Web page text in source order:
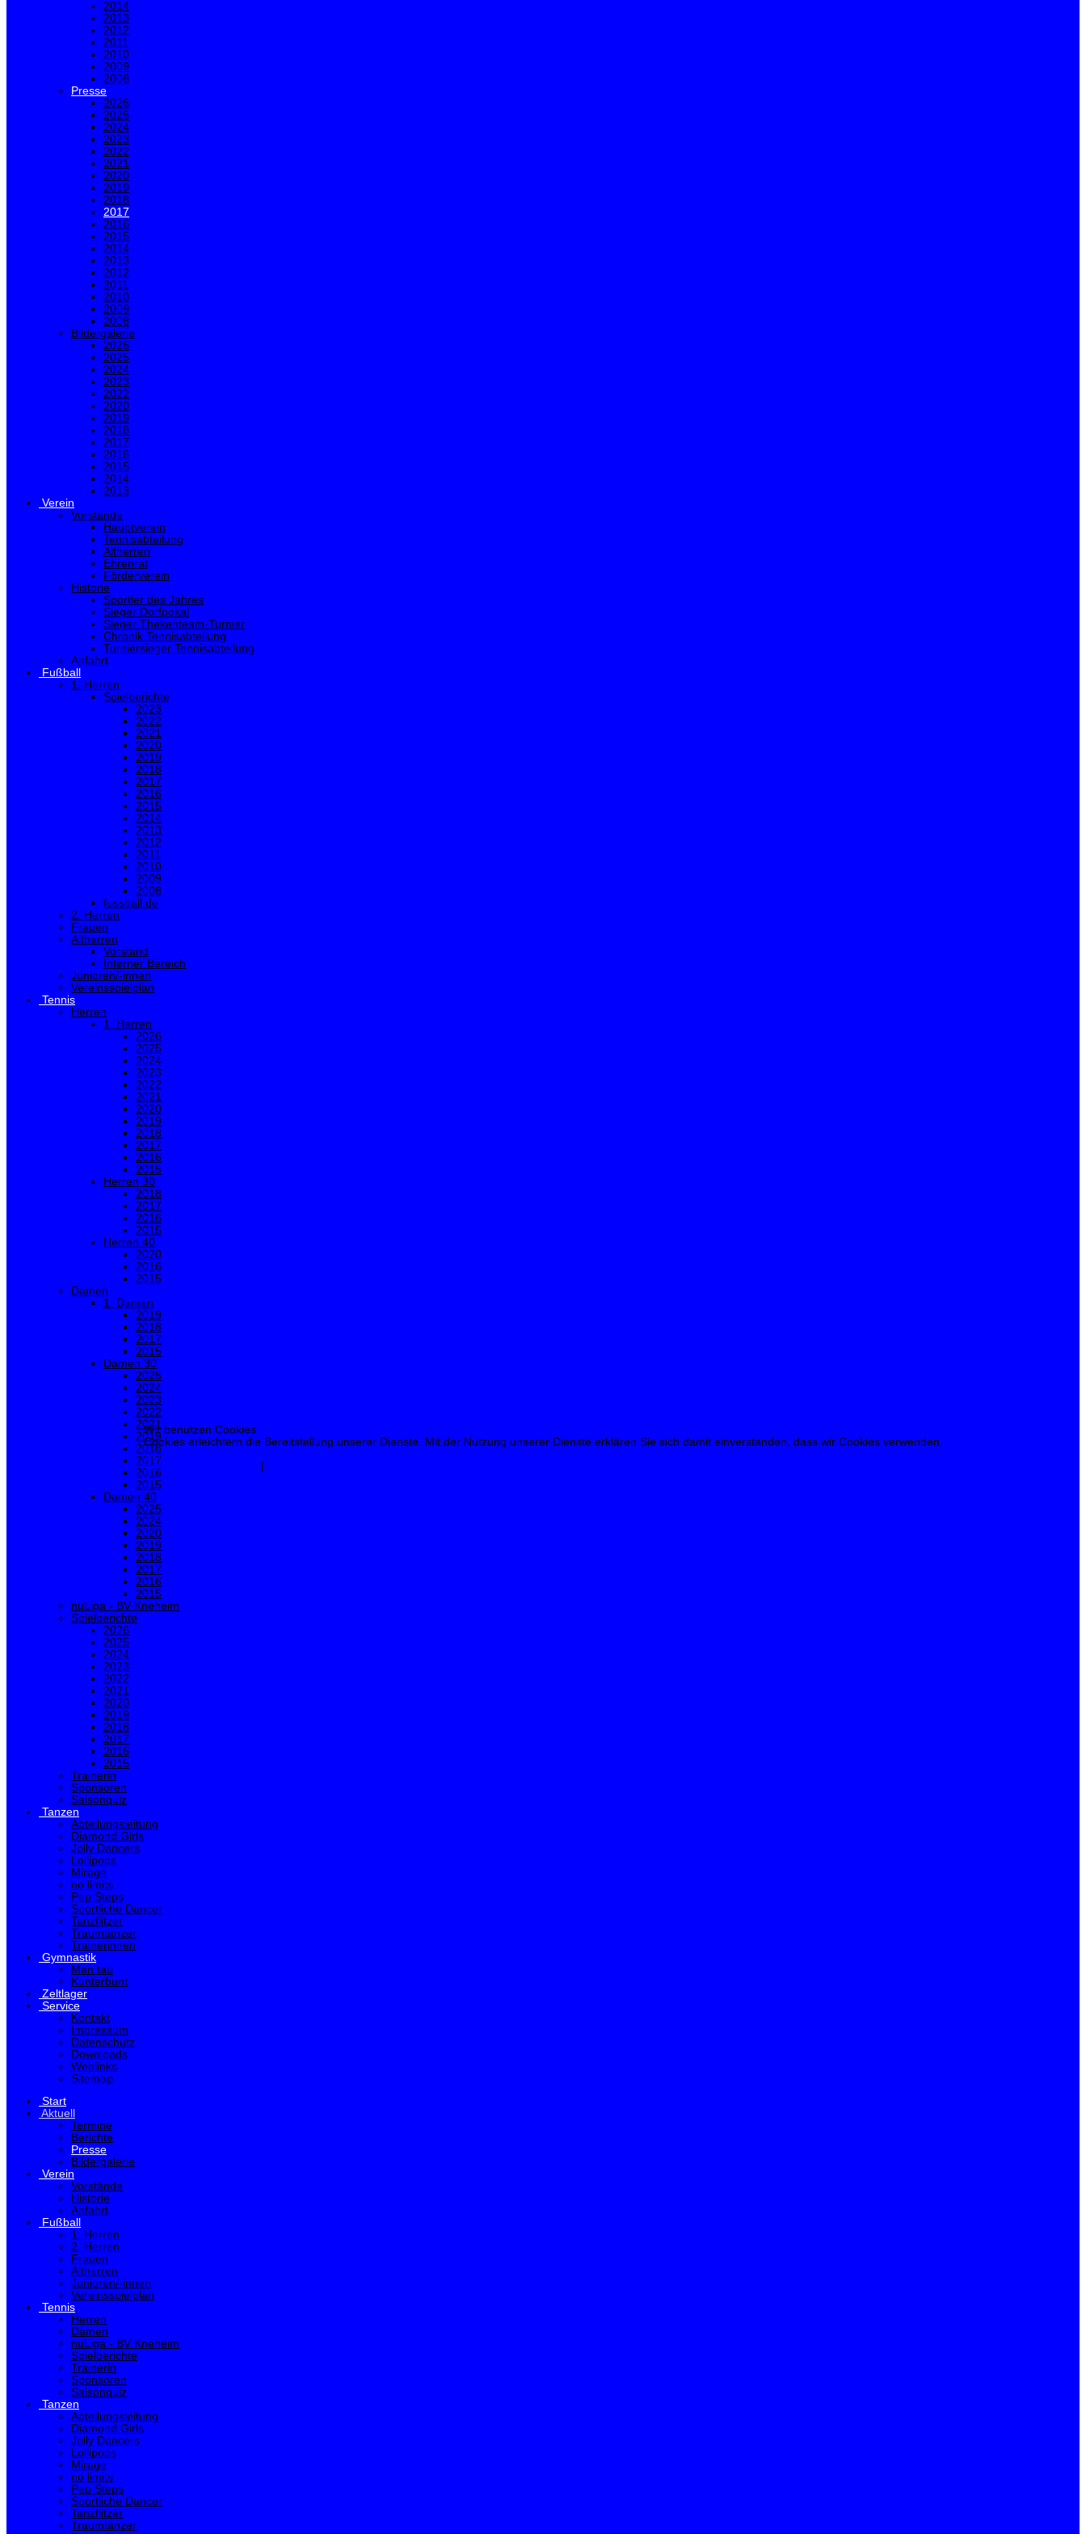
2014
2013
2012
2011
2010
2009
2008
Presse
2026
2025
2024
2023
2022
2021
2020
2019
2018
2017
2016
2015
2014
2013
2012
2011
2010
2009
2008
Bildergalerie
2026
2025
2024
2023
2022
2020
2019
2018
2017
2016
2015
2014
2013
Verein
Vorstände
Hauptverein
Tennisabteilung
Altherren
Ehrenrat
Förderverein
Historie
Sportler des Jahres
Sieger Dorfpokal
Sieger Thekenteam-Turnier
Chronik Tennisabteilung
Turniersieger Tennisabteilung
Anfahrt
Fußball
1. Herren
Spielberichte
2023
2022
2021
2020
2019
2018
2017
2016
2015
2014
2013
2012
2011
2010
2009
2008
fussball.de
2. Herren
Frauen
Altherren
Vorstand
Interner Bereich
Junioren/-innen
Vereinsspielplan
Tennis
Herren
1. Herren
2026
2025
2024
2023
2022
2021
2020
2019
2018
2017
2016
2015
Herren 30
2018
2017
2016
2015
Herren 40
2020
2016
2015
Damen
1. Damen
2019
2018
2017
2015
Damen 30
2025
2024
2023
2022
2021
2019
2018
2017
2016
2015
Damen 40
2025
2024
2020
2019
2018
2017
2016
2015
nuLiga - BV Kneheim
Spielberichte
2026
2025
2024
2023
2022
2021
2020
2019
2018
2017
2016
2015
Trainerin
Sponsoren
Saisonquiz
Tanzen
Abteilungsleitung
Diamond Girls
Jolly Dancers
Lollipops
Mirage
no limits
Pep Steps
Sportliche Dancer
Tanzflitzer
Traumtänzer
Trainerinnen
Gymnastik
Man tau
Kunterbunt
Zeltlager
Service
Kontakt
Impressum
Datenschutz
Downloads
Weblinks
Sitemap
Start
Aktuell
Termine
Berichte
Presse
Bildergalerie
Verein
Vorstände
Historie
Anfahrt
Fußball
1. Herren
2. Herren
Frauen
Altherren
Junioren/-innen
Vereinsspielplan
Tennis
Herren
Damen
nuLiga - BV Kneheim
Spielberichte
Trainerin
Sponsoren
Saisonquiz
Tanzen
Abteilungsleitung
Diamond Girls
Jolly Dancers
Lollipops
Mirage
no limits
Pep Steps
Sportliche Dancer
Tanzflitzer
Traumtänzer
Wir benutzen Cookies
Cookies erleichtern die Bereitstellung unserer Dienste. Mit der Nutzung unserer Dienste erklären Sie sich damit einverstanden, dass wir Cookies verwenden.
OK
Weitere Informationen